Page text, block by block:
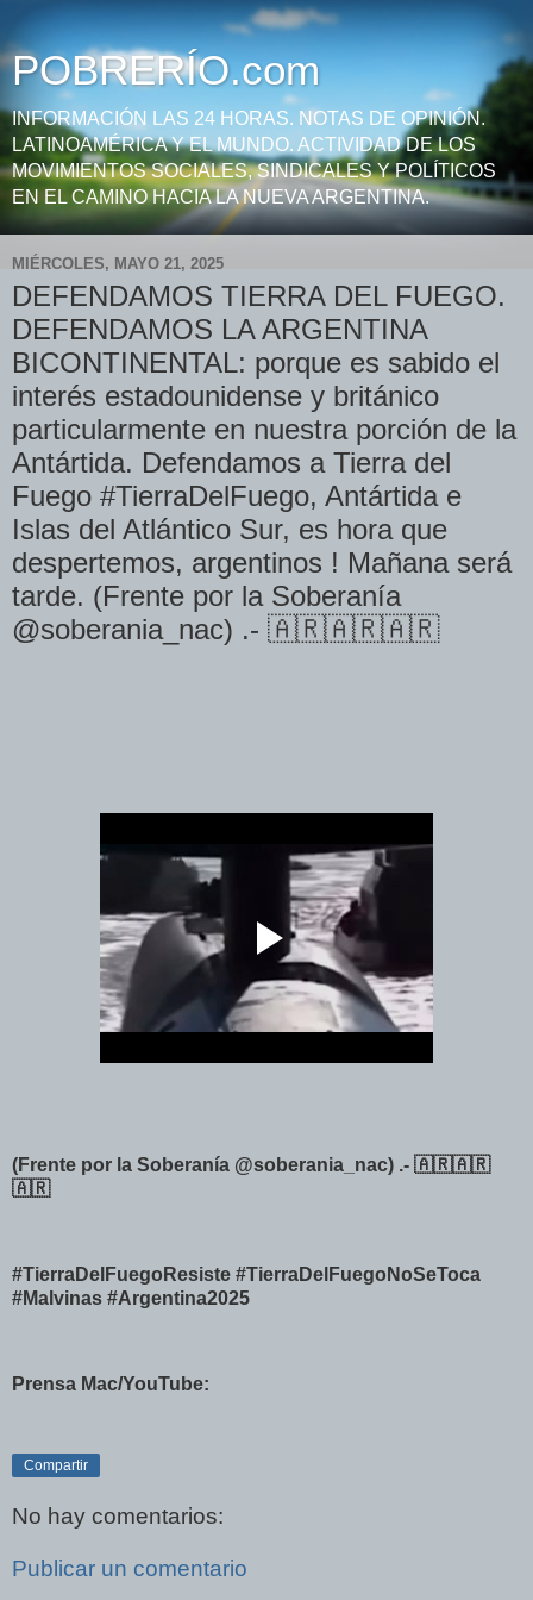
POBRERÍO.com
INFORMACIÓN LAS 24 HORAS. NOTAS DE OPINIÓN.
LATINOAMÉRICA Y EL MUNDO. ACTIVIDAD DE LOS
MOVIMIENTOS SOCIALES, SINDICALES Y POLÍTICOS
EN EL CAMINO HACIA LA NUEVA ARGENTINA.
MIÉRCOLES, MAYO 21, 2025
DEFENDAMOS TIERRA DEL FUEGO.
DEFENDAMOS LA ARGENTINA
BICONTINENTAL: porque es sabido el
interés estadounidense y británico
particularmente en nuestra porción de la
Antártida. Defendamos a Tierra del
Fuego #TierraDelFuego, Antártida e
Islas del Atlántico Sur, es hora que
despertemos, argentinos ! Mañana será
tarde. (Frente por la Soberanía
@soberania_nac) .- 🇦🇷🇦🇷🇦🇷
(Frente por la Soberanía @soberania_nac) .- 🇦🇷🇦🇷
🇦🇷
#TierraDelFuegoResiste #TierraDelFuegoNoSeToca
#Malvinas #Argentina2025
Prensa Mac/YouTube:
Compartir
No hay comentarios:
Publicar un comentario